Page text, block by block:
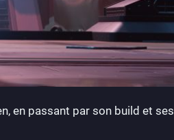
en passant par son build et ses